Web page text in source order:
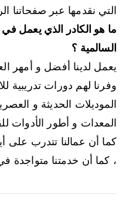
التي نقدمها عبر صفحاتنا
ما هو الكادر الذي يعمل
السالمية ؟
يعمل لدينا أفضل و أمهر
وفرنا لهم دورات تدريبية
الموديلات الحديثة و
المعدات و أطور الأدوات
كما أن عمالنا تتدرب على
، كما أن خدمتنا متواجدة